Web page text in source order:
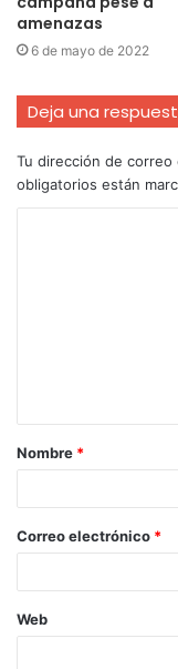
amenazas
6 de mayo de 2022
Deja una
Tu dirección de
obligatorios están
Nombre *
Correo electrónico *
Web